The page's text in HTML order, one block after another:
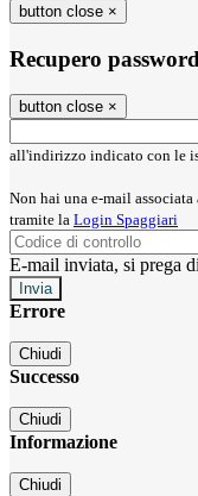
button close ×
Recupero password
button close ×
all'indirizzo indicato con le
Non hai una e-mail
tramite la Login Spaggiari
E-mail inviata, si prega
Errore
Chiudi
Successo
Chiudi
Informazione
Chiudi